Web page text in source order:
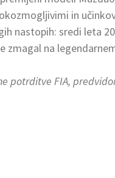
in
nastopih: sredi leta
zmagal na
potrditve FIA,